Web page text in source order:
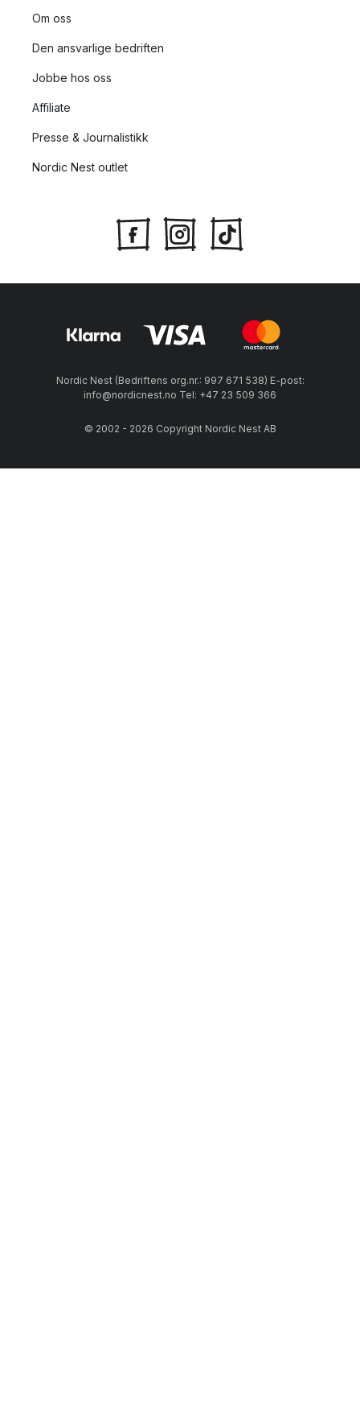
Om oss
Den ansvarlige bedriften
Jobbe hos oss
Affiliate
Presse & Journalistikk
Nordic Nest outlet
Nordic Nest (Bedriftens org.nr.: 997 671 538) E-post:
info@nordicnest.no Tel: +47 23 509 366
© 2002 - 2026 Copyright Nordic Nest AB